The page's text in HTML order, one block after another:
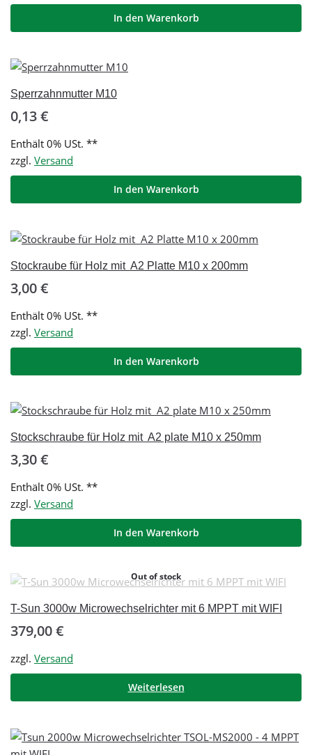
In den Warenkorb
Sperrzahnmutter M10
0,13€
Enthält 0% USt. **
zzgl. Versand
In den Warenkorb
Stockraube für Holz mit A2 Platte M10 x 200mm
3,00€
Enthält 0% USt. **
zzgl. Versand
In den Warenkorb
Stockschraube für Holz mit A2 plate M10 x 250mm
3,30€
Enthält 0% USt. **
zzgl. Versand
In den Warenkorb
Out of stock
T-Sun 3000w Microwechselrichter mit 6 MPPT mit WIFI
379,00€
zzgl. Versand
Weiterlesen